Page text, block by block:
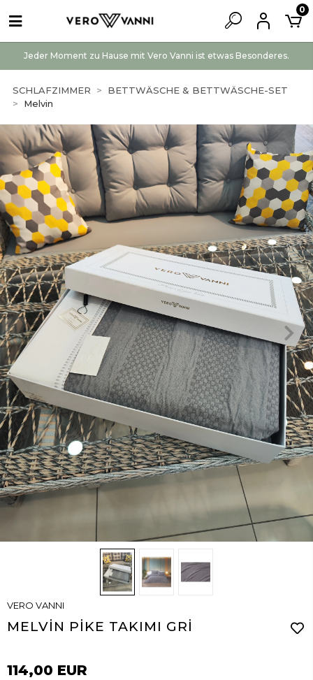
Jeder Moment zu Hause mit Vero Vanni ist etwas Besonderes.
0
SCHLAFZIMMER
BETTWÄSCHE & BETTWÄSCHE-SET
Melvin
VERO VANNI
MELVİN PİKE TAKIMI GRİ
114,00 EUR